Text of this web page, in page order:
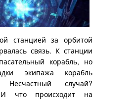
станцией за орбитой
связь. К станции
корабль, но
экипажа корабль
Несчастный случай?
И что происходит на